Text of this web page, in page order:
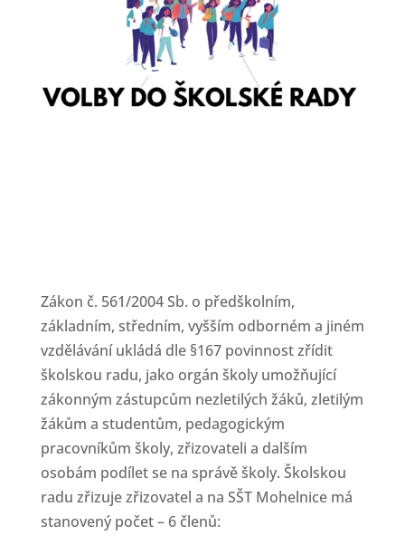
Zákon č. 561/2004 Sb. o předškolním,
základním, středním, vyšším odborném a jiném
vzdělávání ukládá dle §167 povinnost zřídit
školskou radu, jako orgán školy umožňující
zákonným zástupcům nezletilých žáků, zletilým
žákům a studentům, pedagogickým
pracovníkům školy, zřizovateli a dalším
osobám podílet se na správě školy. Školskou
radu zřizuje zřizovatel a na SŠT Mohelnice má
stanovený počet – 6 členů: